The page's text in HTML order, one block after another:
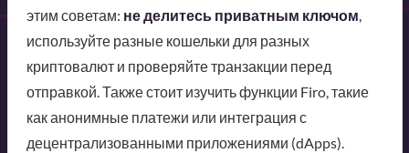
этим советам: не делитесь приватным ключом,
используйте разные кошельки для разных
криптовалют и проверяйте транзакции перед
отправкой. Также стоит изучить функции Firo, такие
как анонимные платежи или интеграция с
децентрализованными приложениями (dApps).